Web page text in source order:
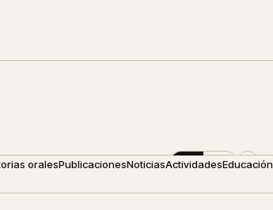
— 19:00+1 809 688 4440 ES EN
oralesPublicacionesNoticiasActividadesEducación